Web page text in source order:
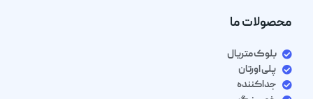
محصولات ما
بلوک متریال
پلی اورتان
جداکننده